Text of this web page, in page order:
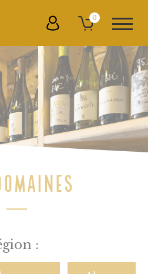
0
: